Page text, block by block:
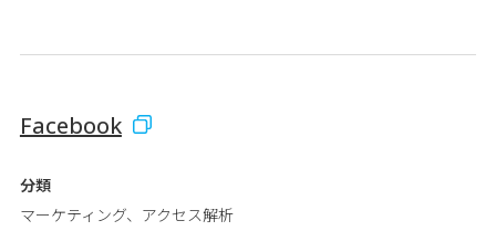
Facebook
分類
マーケティング、アクセス解析